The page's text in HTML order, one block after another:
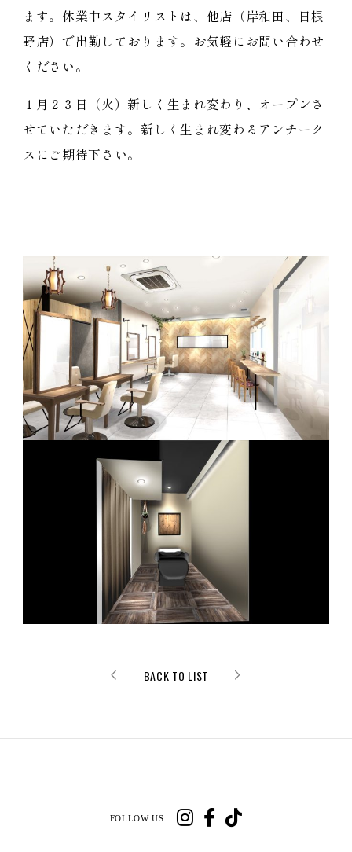
ます。休業中スタイリストは、他店（岸和田、日根
野店）で出勤しております。お気軽にお問い合わせ
ください。
１月２３日（火）新しく生まれ変わり、オープンさ
せていただきます。新しく生まれ変わるアンチーク
スにご期待下さい。
BACK TO LIST
FOLLOW US